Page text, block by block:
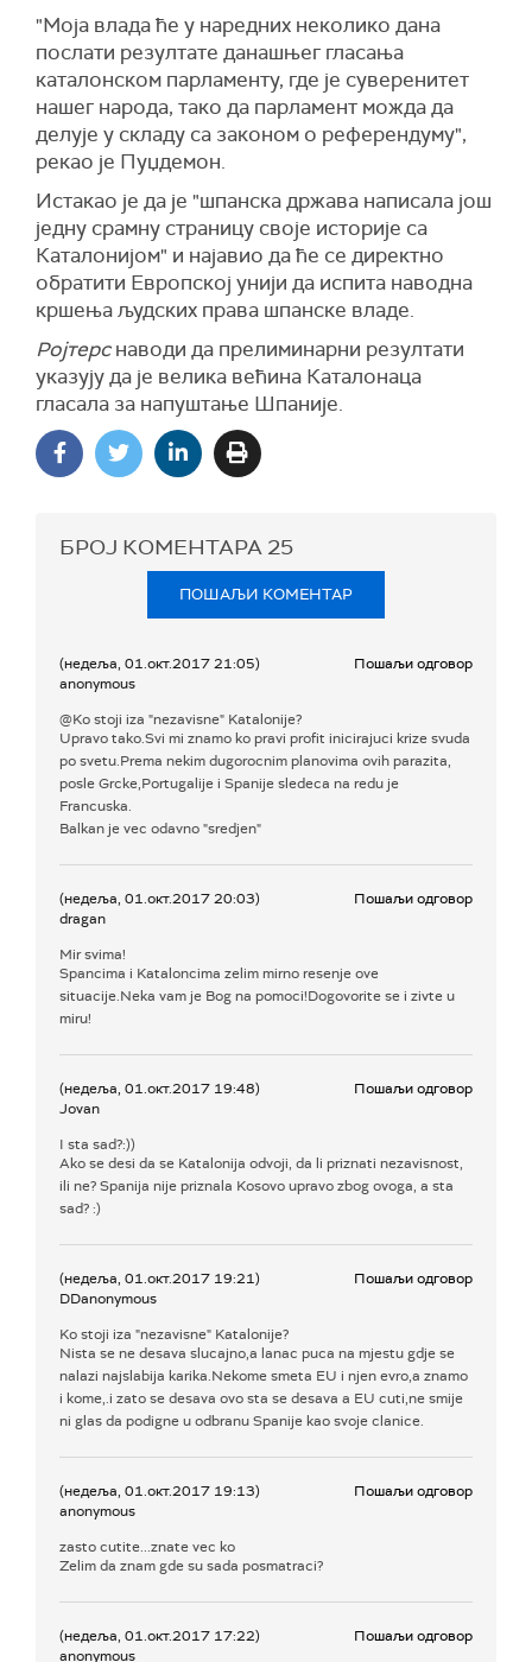
"Моја влада ће у наредних неколико дана
послати резултате данашњег гласања
каталонском парламенту, где је суверенитет
нашег народа, тако да парламент можда да
делује у складу са законом о референдуму",
рекао је Пуџдемон.
Истакао је да је "шпанска држава написала још
једну срамну страницу своје историје са
Каталонијом" и најавио да ће се директно
обратити Европској унији да испита наводна
кршења људских права шпанске владе.
Ројтерснаводи да прелиминарни резултати
указују да је велика већина Каталонаца
гласала за напуштање Шпаније.
БРОЈ КОМЕНТАРА 25
ПОШАЉИ КОМЕНТАР
(недеља, 01.окт.2017 21:05)
anonymous
Пошаљи одговор
@Ko stoji iza "nezavisne" Katalonije?
Upravo tako.Svi mi znamo ko pravi profit inicirajuci krize svuda
po svetu.Prema nekim dugorocnim planovima ovih parazita,
posle Grcke,Portugalije i Spanije sledeca na redu je
Francuska.
Balkan je vec odavno "sredjen"
(недеља, 01.окт.2017 20:03)
dragan
Пошаљи одговор
Mir svima!
Spancima i Kataloncima zelim mirno resenje ove
situacije.Neka vam je Bog na pomoci!Dogovorite se i zivte u
miru!
(недеља, 01.окт.2017 19:48)
Jovan
Пошаљи одговор
I sta sad?:))
Ako se desi da se Katalonija odvoji, da li priznati nezavisnost,
ili ne? Spanija nije priznala Kosovo upravo zbog ovoga, a sta
sad? :)
(недеља, 01.окт.2017 19:21)
DDanonymous
Пошаљи одговор
Ko stoji iza "nezavisne" Katalonije?
Nista se ne desava slucajno,a lanac puca na mjestu gdje se
nalazi najslabija karika.Nekome smeta EU i njen evro,a znamo
i kome,.i zato se desava ovo sta se desava a EU cuti,ne smije
ni glas da podigne u odbranu Spanije kao svoje clanice.
(недеља, 01.окт.2017 19:13)
anonymous
Пошаљи одговор
zasto cutite...znate vec ko
Zelim da znam gde su sada posmatraci?
(недеља, 01.окт.2017 17:22)
anonymous
Пошаљи одговор